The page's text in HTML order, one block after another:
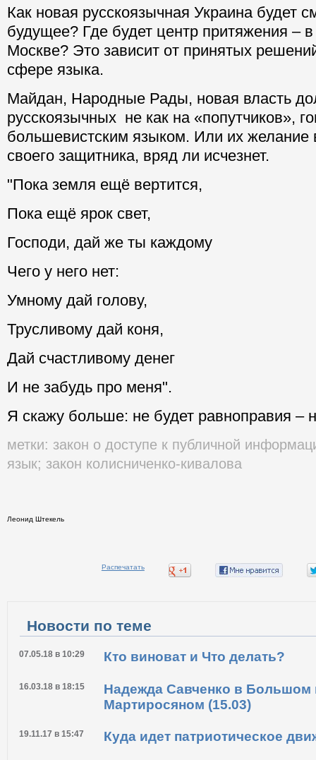
Как новая русскоязычная Украина будет
будущее? Где будет центр притяжения –
Москве? Это зависит от принятых
сфере языка.
Майдан, Народные Рады, новая власть
русскоязычных не как на «попутчиков»,
большевистским языком. Или их желание
своего защитника, вряд ли исчезнет.
"Пока земля ещё вертится,
Пока ещё ярок свет,
Господи, дай же ты каждому
Чего у него нет:
Умному дай голову,
Трусливому дай коня,
Дай счастливому денег
И не забудь про меня".
Я скажу больше: не будет равноправия –
метки: закон о доступе к публичной
язык; закон колисниченко-кивалова
Леонид Штекель
Распечатать
Новости по теме
07.05.18 в 10:29 Кто виноват и Что делать?
16.03.18 в 18:15
Надежда Савченко в Большом
Мартиросяном (15.03)
19.11.17 в 15:47 Куда идет патриотическое